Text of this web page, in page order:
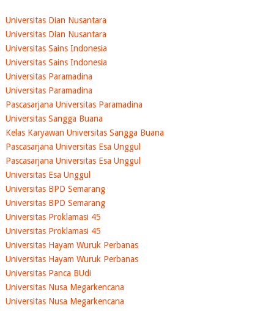
Universitas Dian Nusantara
Universitas Dian Nusantara
Universitas Sains Indonesia
Universitas Sains Indonesia
Universitas Paramadina
Universitas Paramadina
Pascasarjana Universitas Paramadina
Universitas Sangga Buana
Kelas Karyawan Universitas Sangga Buana
Pascasarjana Universitas Esa Unggul
Pascasarjana Universitas Esa Unggul
Universitas Esa Unggul
Universitas BPD Semarang
Universitas BPD Semarang
Universitas Proklamasi 45
Universitas Proklamasi 45
Universitas Hayam Wuruk Perbanas
Universitas Hayam Wuruk Perbanas
Universitas Panca BUdi
Universitas Nusa Megarkencana
Universitas Nusa Megarkencana